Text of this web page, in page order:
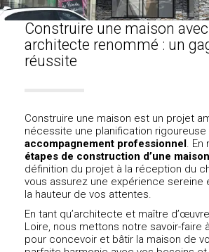
Construire une maison
architecte renommé : un
réussite
Construire une maison est un projet
nécessite une planification rigoureuse
accompagnement professionnel. En
étapes de construction d’une maison
définition du projet à la réception du
vous assurez une expérience sereine
la hauteur de vos attentes.
En tant qu’architecte et maître
Loire, nous mettons notre savoir-faire
pour concevoir et bâtir la maison de